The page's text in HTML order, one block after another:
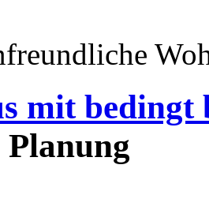
mit bedingt